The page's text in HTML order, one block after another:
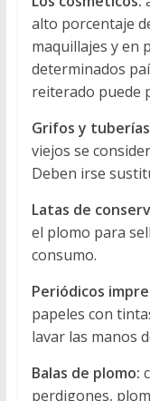
alto porcentaje
maquillajes y en
determinados
reiterado puede
Grifos y
viejos se
Deben irse
Latas de
el plomo para
consumo.
Periódicos
papeles con
lavar las manos
Balas de plomo:
perdigones,